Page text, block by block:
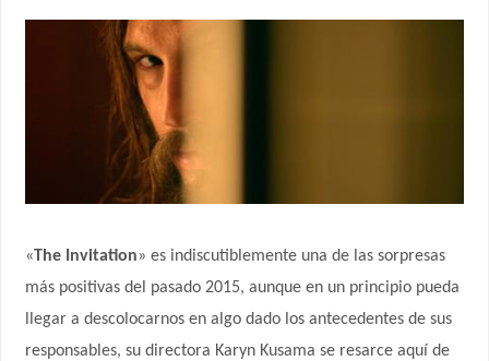
«The Invitation» es indiscutiblemente una de las sorpresas
más positivas del pasado 2015, aunque en un principio pueda
llegar a descolocarnos en algo dado los antecedentes de sus
responsables, su directora Karyn Kusama se resarce aquí de